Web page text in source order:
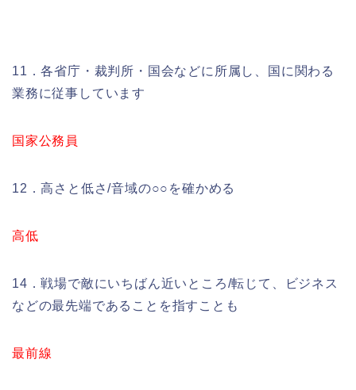
11．各省庁・裁判所・国会などに所属し、国に関わる
業務に従事しています
国家公務員
12．高さと低さ/音域の○○を確かめる
高低
14．戦場で敵にいちばん近いところ/転じて、ビジネス
などの最先端であることを指すことも
最前線